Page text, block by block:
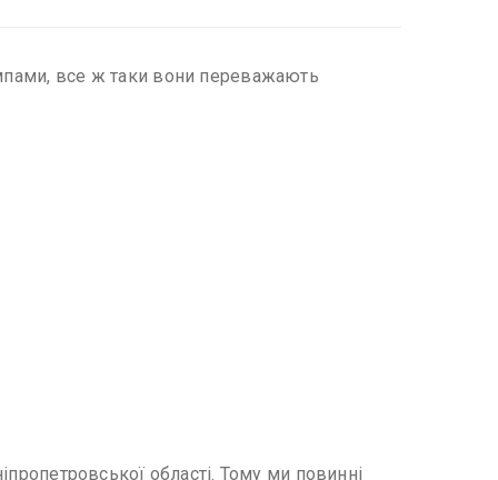
все ж таки вони переважають
області. Тому ми повинні